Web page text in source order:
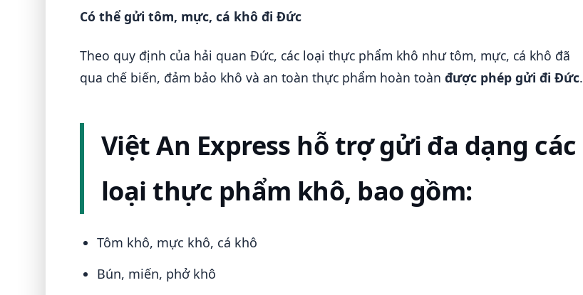
Có thể gửi tôm, mực, cá khô đi Đức
Theo quy định của hải quan Đức, các loại thực phẩm khô như tôm, mực, cá khô đã
qua chế biến, đảm bảo khô và an toàn thực phẩm hoàn toàn được phép gửi đi Đức.
Việt An Express hỗ trợ gửi đa dạng các
loại thực phẩm khô, bao gồm:
Tôm khô, mực khô, cá khô
Bún, miến, phở khô